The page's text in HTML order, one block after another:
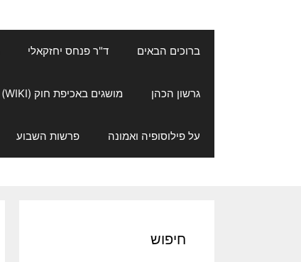
ברוכים הבאים ד"ר פנחס יחזקאלי
גרשון הכהן מושגים באכיפת חוק (WIKI)
על פילוסופיה ואמונה פרשות השבוע
חיפוש